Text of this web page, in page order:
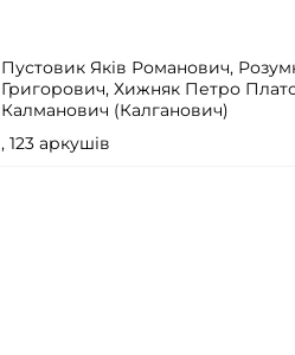
Пустовик Яків Романович,
Григорович, Хижняк Петро
Калманович (Калганович)
, 123 аркушів